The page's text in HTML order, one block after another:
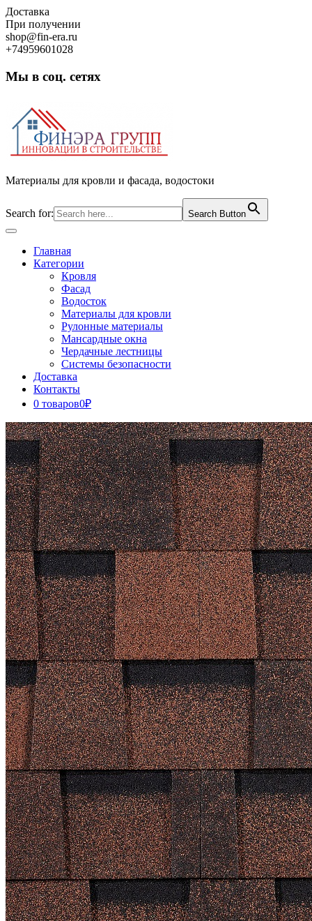
Skip
to
content
Доставка
При получении
shop@fin-era.ru
+74959601028
Мы в соц. сетях
Материалы для кровли и фасада, водостоки
Search for: Search Button
Open
ButtonГлавная
Категории
Кровля
Фасад
Водосток
Материалы для кровли
Рулонные материалы
Мансардные окна
Чердачные лестницы
Системы безопасности
Доставка
Контакты
0 товаров0₽
Close
Button